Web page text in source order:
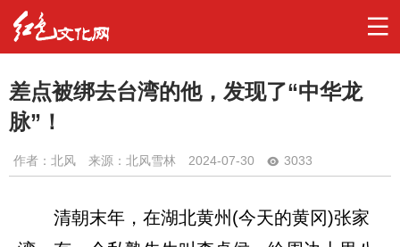
差点被绑去台湾的他，发现了“中华龙
脉”！
作者： 北风 来源：北风雪林 2024-07-30 3033
清朝末年，在湖北黄州(今天的黄冈)张家